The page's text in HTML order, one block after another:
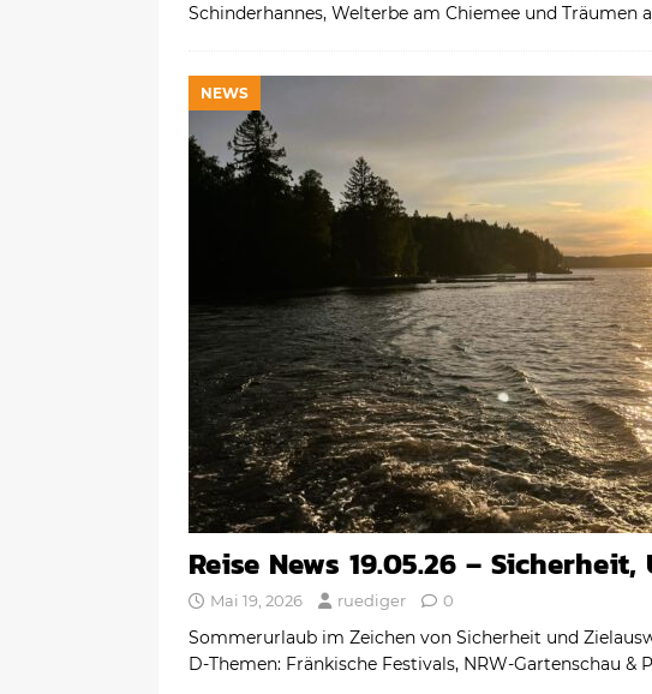
Schinderhannes, Welterbe am Chiemee und Träumen
NEWS
Reise News 19.05.26 –
Mai 19, 2026 ruediger 0
Sommerurlaub im Zeichen von Sicherheit und
D-Themen: Fränkische Festivals, NRW-Gartenschau &